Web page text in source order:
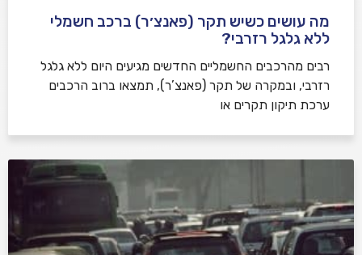
מה עושים כשיש תקר (פאנצ׳ר) ברכב חשמלי
ללא גלגל רזרבי?
רבים מהרכבים החשמליים החדשים מגיעים היום ללא גלגל
רזרבי, ובמקרה של תקר (פאנצ’ר), תמצאו ברוב הרכבים
ערכת תיקון תקרים או